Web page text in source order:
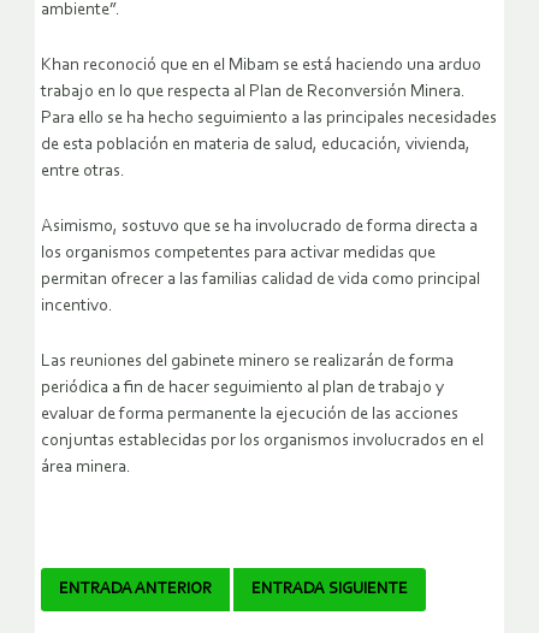
ambiente”.
Khan reconoció que en el Mibam se está haciendo una arduo
trabajo en lo que respecta al Plan de Reconversión Minera.
Para ello se ha hecho seguimiento a las principales necesidades
de esta población en materia de salud, educación, vivienda,
entre otras.
Asimismo, sostuvo que se ha involucrado de forma directa a
los organismos competentes para activar medidas que
permitan ofrecer a las familias calidad de vida como principal
incentivo.
Las reuniones del gabinete minero se realizarán de forma
periódica a fin de hacer seguimiento al plan de trabajo y
evaluar de forma permanente la ejecución de las acciones
conjuntas establecidas por los organismos involucrados en el
área minera.
Navegador
ENTRADA ANTERIOR ENTRADA SIGUIENTE